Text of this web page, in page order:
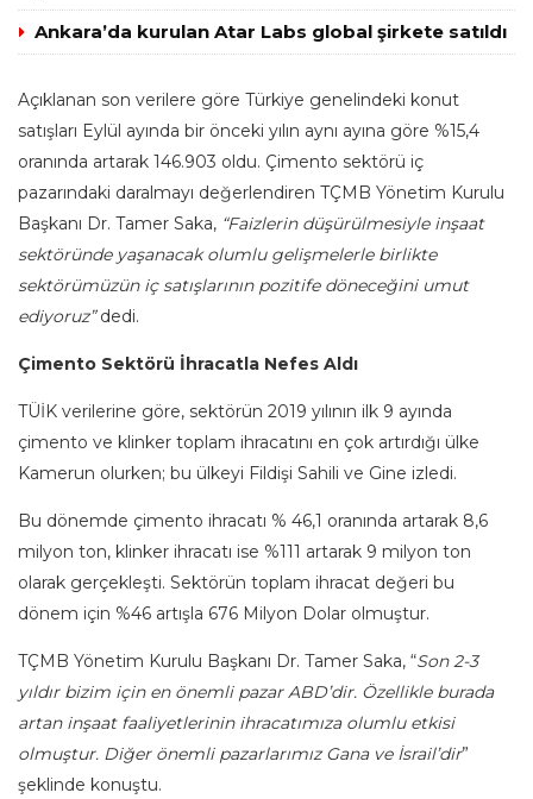
Ankara’da kurulan Atar Labs global şirkete satıldı
Açıklanan son verilere göre Türkiye genelindeki konut
satışları Eylül ayında bir önceki yılın aynı ayına göre %15,4
oranında artarak 146.903 oldu. Çimento sektörü iç
pazarındaki daralmayı değerlendiren TÇMB Yönetim Kurulu
Başkanı Dr. Tamer Saka, “Faizlerin düşürülmesiyle inşaat
sektöründe yaşanacak olumlu gelişmelerle birlikte
sektörümüzün iç satışlarının pozitife döneceğini umut
ediyoruz”dedi.
Çimento Sektörü İhracatla Nefes Aldı
TÜİK verilerine göre, sektörün 2019 yılının ilk 9 ayında
çimento ve klinker toplam ihracatını en çok artırdığı ülke
Kamerun olurken; bu ülkeyi Fildişi Sahili ve Gine izledi.
Bu dönemde çimento ihracatı % 46,1 oranında artarak 8,6
milyon ton, klinker ihracatı ise %111 artarak 9 milyon ton
olarak gerçekleşti. Sektörün toplam ihracat değeri bu
dönem için %46 artışla 676 Milyon Dolar olmuştur.
TÇMB Yönetim Kurulu Başkanı Dr. Tamer Saka, “Son 2-3
yıldır bizim için en önemli pazar ABD’dir. Özellikle burada
artan inşaat faaliyetlerinin ihracatımıza olumlu etkisi
olmuştur. Diğer önemli pazarlarımız Gana ve İsrail’dir”
şeklinde konuştu.